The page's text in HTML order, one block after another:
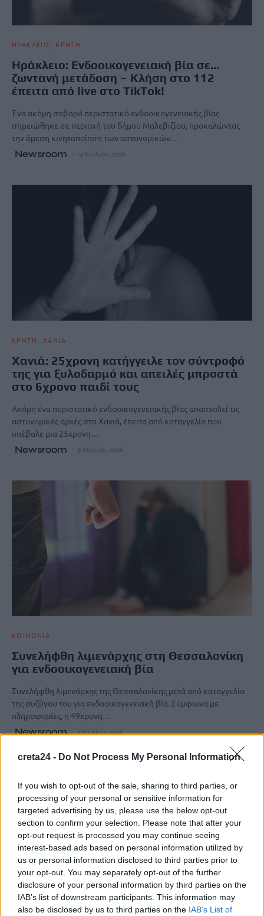
creta24 - Do Not Process My Personal Information
If you wish to opt-out of the sale, sharing to third parties, or
processing of your personal or sensitive information for
targeted advertising by us, please use the below opt-out
section to confirm your selection. Please note that after your
opt-out request is processed you may continue seeing
interest-based ads based on personal information utilized by
us or personal information disclosed to third parties prior to
your opt-out. You may separately opt-out of the further
disclosure of your personal information by third parties on the
IAB’s list of downstream participants. This information may
also be disclosed by us to third parties on the IAB’s List of
ΗΡΑΚΛΕΙΟ ΚΡΗΤΗ
Ηράκλειο: Ενδοοικογενειακή βία σε…
ζωντανή μετάδοση – Κλήση στο 112
έπειτα από live στο TikTok!
Ένα ακόμη σοβαρό περιστατικό ενδοοικογενειακής βίας
σημειώθηκε σε περιοχή του δήμου Μαλεβιζίου, προκαλώντας
την άμεση κινητοποίηση των αστυνομικών…
Newsroom 14 Ιουλίου, 2026
ΚΡΗΤΗ ΧΑΝΙΑ
Χανιά: 25χρονη κατήγγειλε τον σύντροφό
της για ξυλοδαρμό και απειλές μπροστά
στο 6χρονο παιδί τους
Ακόμη ένα περιστατικό ενδοοικογενειακής βίας απασχολεί τις
αστυνομικές αρχές στα Χανιά, έπειτα από καταγγελία που
υπέβαλε μια 25χρονη…
Newsroom 9 Ιουλίου, 2026
ΚΟΙΝΩΝΙΑ
Συνελήφθη λιμενάρχης στη Θεσσαλονίκη
για ενδοοικογενειακή βία
Συνελήφθη λιμενάρχης της Θεσσαλονίκης μετά από καταγγελία
της συζύγου του για ενδοοικογενειακή βία. Σύμφωνα με
πληροφορίες, η 49χρονη…
Newsroom 3 Ιουλίου, 2026